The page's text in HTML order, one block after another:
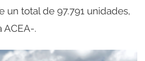
un total de 97.791 unidades,
ACEA-.